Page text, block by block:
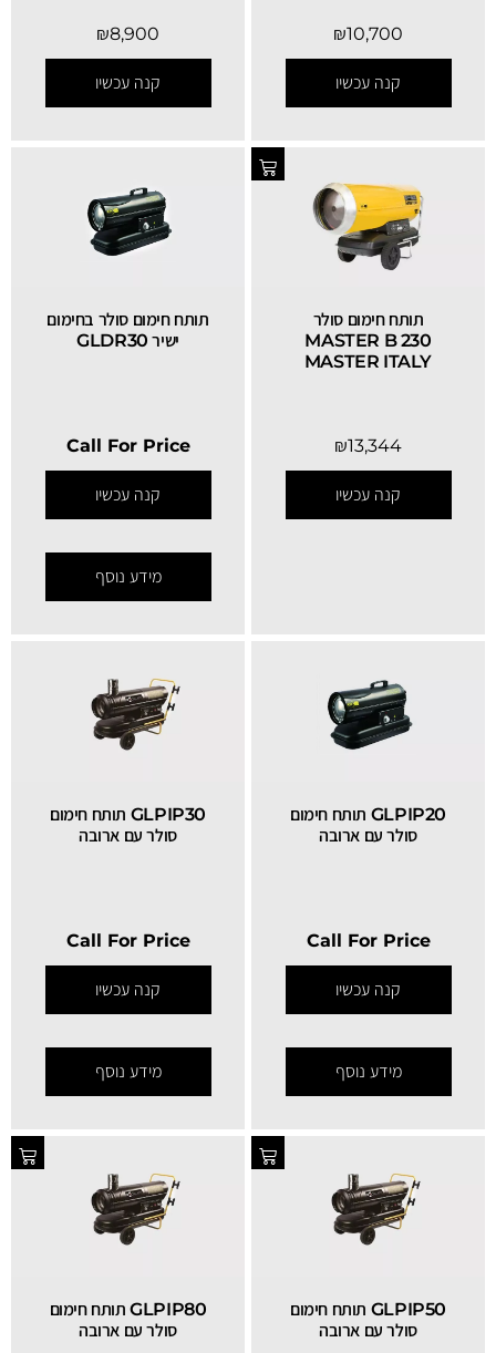
₪10,700
קנה עכשיו
₪8,900
קנה עכשיו
תותח חימום סולר
MASTER B 230
MASTER ITALY
₪13,344
קנה עכשיו
תותח חימום סולר בחימום
ישיר GLDR30
Call For Price
קנה עכשיו
מידע נוסף
GLPIP20 תותח חימום
סולר עם ארובה
Call For Price
קנה עכשיו
מידע נוסף
GLPIP30 תותח חימום
סולר עם ארובה
Call For Price
קנה עכשיו
מידע נוסף
GLPIP50 תותח חימום
סולר עם ארובה
GLPIP80 תותח חימום
סולר עם ארובה